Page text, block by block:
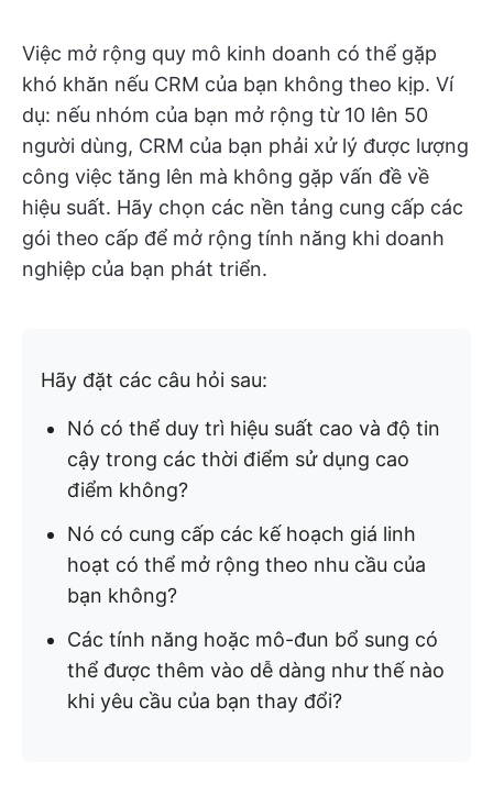
Việc mở rộng quy mô kinh doanh có thể gặp
khó khăn nếu CRM của bạn không theo kịp. Ví
dụ: nếu nhóm của bạn mở rộng từ 10 lên 50
người dùng, CRM của bạn phải xử lý được lượng
công việc tăng lên mà không gặp vấn đề về
hiệu suất. Hãy chọn các nền tảng cung cấp các
gói theo cấp để mở rộng tính năng khi doanh
nghiệp của bạn phát triển.
Hãy đặt các câu hỏi sau:
Nó có thể duy trì hiệu suất cao và độ tin
cậy trong các thời điểm sử dụng cao
điểm không?
Nó có cung cấp các kế hoạch giá linh
hoạt có thể mở rộng theo nhu cầu của
bạn không?
Các tính năng hoặc mô-đun bổ sung có
thể được thêm vào dễ dàng như thế nào
khi yêu cầu của bạn thay đổi?